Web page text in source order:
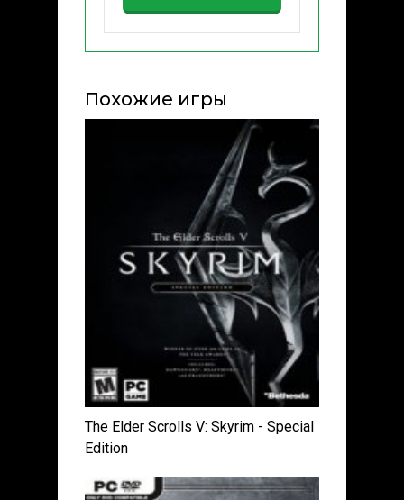
Похожие игры
The Elder Scrolls V: Skyrim - Special
Edition